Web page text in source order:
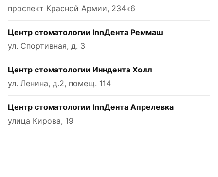
проспект Красной Армии, 234к6
Центр стоматологии InnДента Реммаш
ул. Спортивная, д. 3
Центр стоматологии Инндента Холл
ул. Ленина, д.2, помещ. 114
Центр стоматологии InnДента Апрелевка
улица Кирова, 19